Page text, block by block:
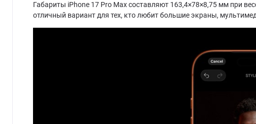
Габариты iPhone 17 Pro Max составляют 163,4×78×8,75 мм при
отличный вариант для тех, кто любит большие экраны,